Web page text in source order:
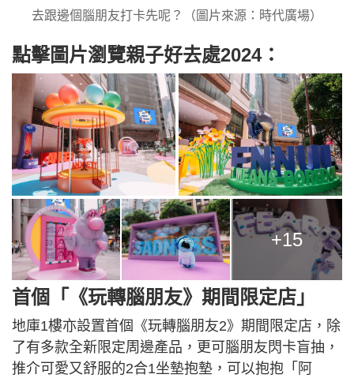
去跟邊個腦朋友打卡先呢？（圖片來源：時代廣場）
點擊圖片瀏覽親子好去處2024：
+15
首個「《玩轉腦朋友》期間限定店」
地庫1樓亦設置首個《玩轉腦朋友2》期間限定店，除
了有多款全新限定周邊產品，更可腦朋友閃卡盲抽，
推介可愛又舒服的2合1坐墊抱墊，可以抱抱「阿